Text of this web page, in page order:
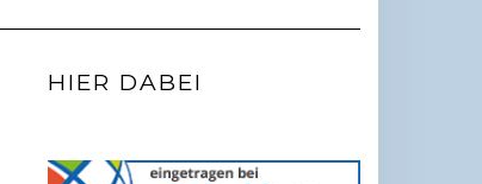
HIER DABEI